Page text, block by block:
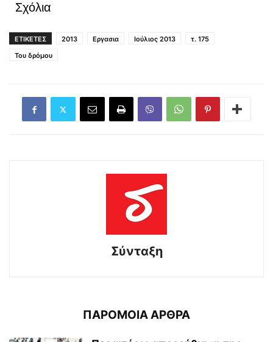
Σχόλια
ΕΤΙΚΕΤΕΣ 2013 Εργασια Ιούλιος 2013
τ. 175
Του δρόμου
Σύνταξη
ΠΑΡΟΜΟΙΑ ΑΡΘΡΑ